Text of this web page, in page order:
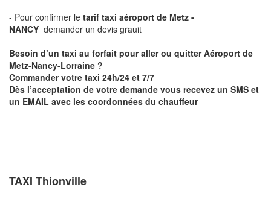
- Pour confirmer le tarif taxi aéroport de Metz -
NANCY demander un devis grauit
Besoin d’un taxi au forfait pour aller ou quitter Aéroport de
Metz-Nancy-Lorraine ?
Commander votre taxi 24h/24 et 7/7
Dès l’acceptation de votre demande vous recevez un SMS et
un EMAIL avec les coordonnées du chauffeur
TAXI Thionville